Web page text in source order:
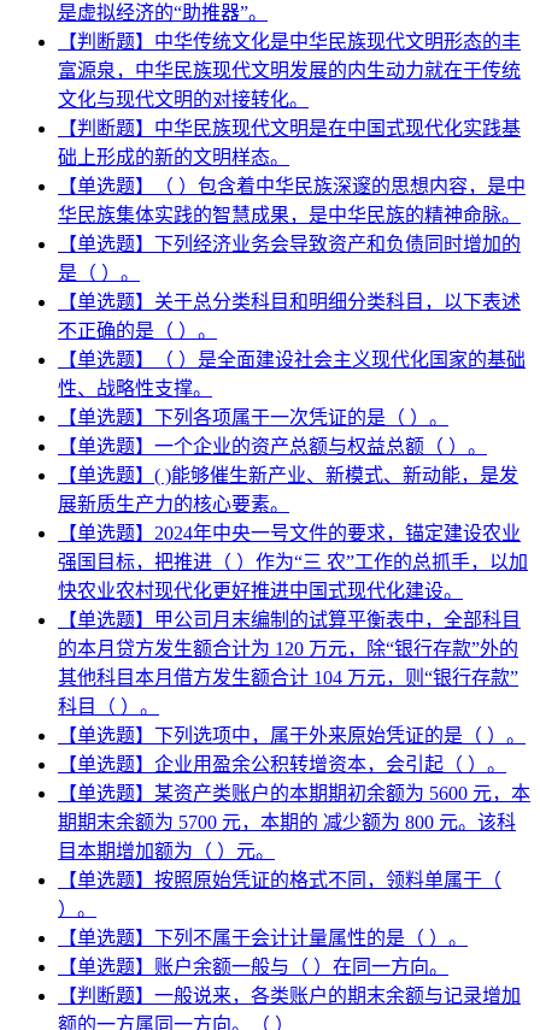
是虚拟经济的“助推器”。
【判断题】中华传统文化是中华民族现代文明形态的丰
富源泉，中华民族现代文明发展的内生动力就在于传统
文化与现代文明的对接转化。
【判断题】中华民族现代文明是在中国式现代化实践基
础上形成的新的文明样态。
【单选题】（ ）包含着中华民族深邃的思想内容，是中
华民族集体实践的智慧成果，是中华民族的精神命脉。
【单选题】下列经济业务会导致资产和负债同时增加的
是（ ）。
【单选题】关于总分类科目和明细分类科目，以下表述
不正确的是（ ）。
【单选题】（ ）是全面建设社会主义现代化国家的基础
性、战略性支撑。
【单选题】下列各项属于一次凭证的是（ ）。
【单选题】一个企业的资产总额与权益总额（ ）。
【单选题】( )能够催生新产业、新模式、新动能，是发
展新质生产力的核心要素。
【单选题】2024年中央一号文件的要求，锚定建设农业
强国目标，把推进（ ）作为“三 农”工作的总抓手，以加
快农业农村现代化更好推进中国式现代化建设。
【单选题】甲公司月末编制的试算平衡表中，全部科目
的本月贷方发生额合计为 120 万元，除“银行存款”外的
其他科目本月借方发生额合计 104 万元，则“银行存款”
科目（ ）。
【单选题】下列选项中，属于外来原始凭证的是（ ）。
【单选题】企业用盈余公积转增资本，会引起（ ）。
【单选题】某资产类账户的本期期初余额为 5600 元，本
期期末余额为 5700 元，本期的 减少额为 800 元。该科
目本期增加额为（ ）元。
【单选题】按照原始凭证的格式不同，领料单属于（
）。
【单选题】下列不属于会计计量属性的是（ ）。
【单选题】账户余额一般与（ ）在同一方向。
【判断题】一般说来，各类账户的期末余额与记录增加
额的一方属同一方向。（ ）